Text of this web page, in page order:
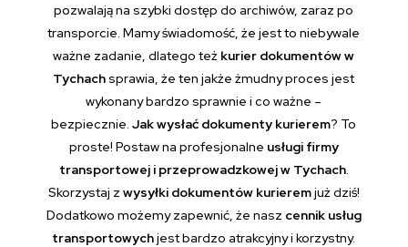
pozwalają na szybki dostęp do archiwów, zaraz po
transporcie. Mamy świadomość, że jest to niebywale
ważne zadanie, dlatego też kurier dokumentów w
Tychachsprawia, że ten jakże żmudny proces jest
wykonany bardzo sprawnie i co ważne –
bezpiecznie.Jak wysłać dokumenty kurierem? To
proste! Postaw na profesjonalne usługi firmy
transportowej i przeprowadzkowej w Tychach.
Skorzystaj z wysyłki dokumentów kurieremjuż dziś!
Dodatkowo możemy zapewnić, że nasz cennik usług
transportowychjest bardzo atrakcyjny i korzystny.